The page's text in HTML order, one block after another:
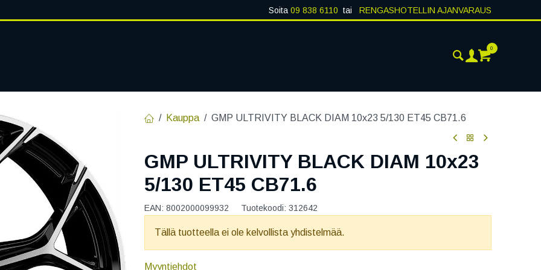
Soita 09 838 6110 tai RENGASHOTELLIN AJANVARAUS
0
Kauppa GMP ULTRIVITY BLACK DIAM 10x23 5/130 ET45 CB71.6
GMP ULTRIVITY BLACK DIAM 10x23
5/130 ET45 CB71.6
EAN: 8002000099932 Tuotekoodi: 312642
Tällä tuotteella ei ole kelvollista yhdistelmää.
Myyntiehdot